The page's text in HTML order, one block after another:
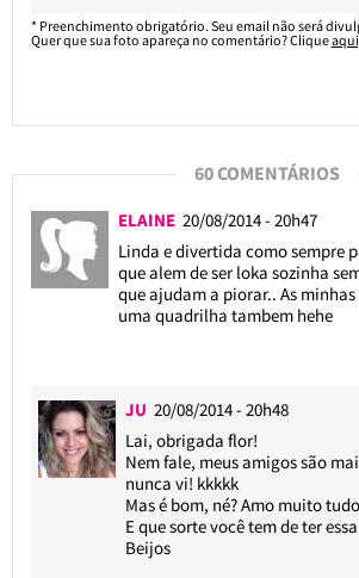
* Preenchimento obrigatório. Seu email não será
Quer que sua foto apareça no comentário? Clique
60 COMENTÁRIOS
ELAINE 20/08/2014 - 20h47
Linda e divertida como sempre
que alem de ser loka sozinha
que ajudam a piorar.. As
uma quadrilha tambem hehe
JU 20/08/2014 - 20h48
Lai, obrigada flor!
Nem fale, meus amigos são
nunca vi! kkkkk
Mas é bom, né? Amo muito
E que sorte você tem de ter
Beijos